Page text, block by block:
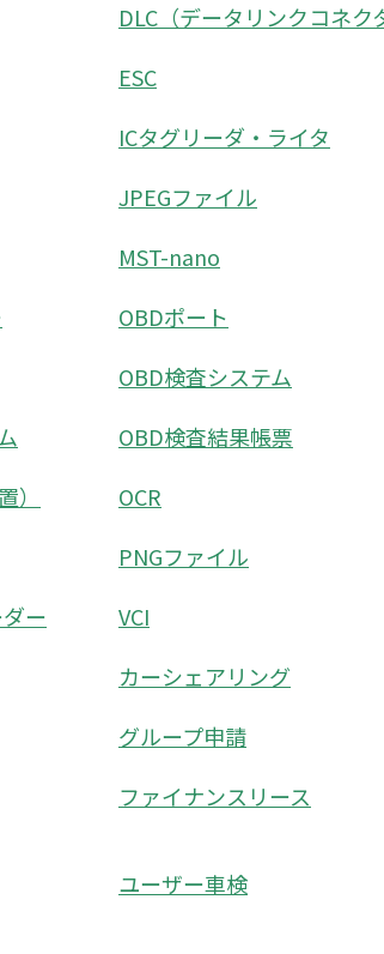
DLC（データリンクコネク
ESC
ICタグリーダ・ライタ
JPEGファイル
MST-nano
OBDポート
OBD検査システム
OBD検査結果帳票
）
OCR
PNGファイル
ー
VCI
カーシェアリング
グループ申請
ファイナンスリース
ユーザー車検